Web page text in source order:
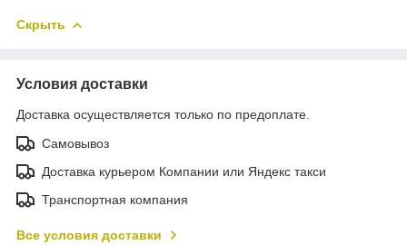
Скрыть
Условия доставки
Доставка осуществляется только по предоплате.
Самовывоз
Доставка курьером Компании или Яндекс такси
Транспортная компания
Все условия доставки